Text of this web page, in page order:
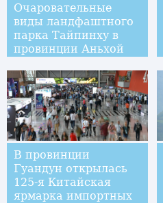
Очаровательные
виды ландфаштного
парка Тайпинху в
провинции Аньхой
В провинции
Гуандун открылась
125-я Китайская
ярмарка импортных